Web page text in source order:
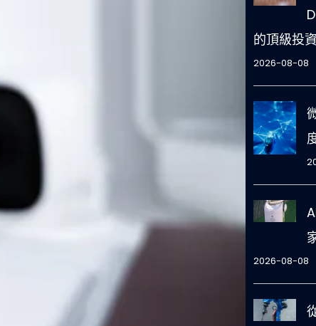
的頂級投
2026-08-08
2026-08-08